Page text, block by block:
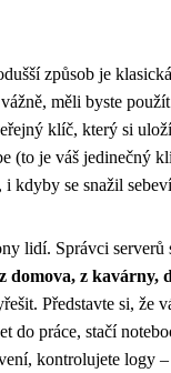
způsob je
měli byste
klíč, který si
(to je váš jedinečný
i kdyby se snažil
lidí. Správci serverů
z kavárny,
Představte si, že
do práce, stačí
kontrolujete logy